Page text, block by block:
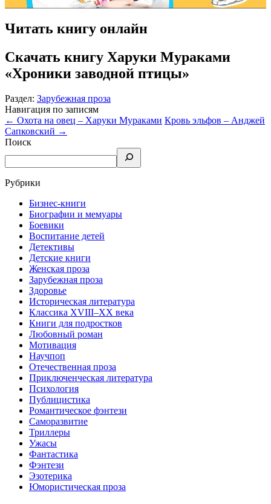
Читать книгу онлайн
Скачать книгу Харуки Мураками
«Хроники заводной птицы»
Раздел: Зарубежная проза
Навигация по записям
← Охота на овец – Харуки Мураками Кровь эльфов – Анджей
Сапковский →
Поиск
Рубрики
Бизнес-книги
Биографии и мемуары
Боевики
Воспитание детей
Детективы
Детские книги
Женская проза
Зарубежная проза
Здоровье
Историческая литература
Классика XVIII–XX века
Книги для подростков
Любовный роман
Мотивация
Научпоп
Отечественная проза
Приключенческая литература
Психология
Публицистика
Романтическое фэнтези
Саморазвитие
Триллеры
Ужасы
Фантастика
Фэнтези
Эзотерика
Юмористическая проза